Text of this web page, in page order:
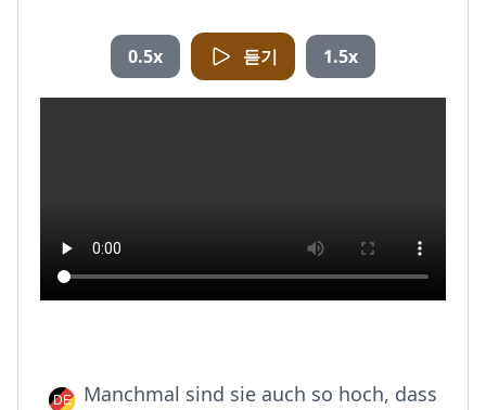
0.5x 듣기 1.5x
Manchmal sind sie auch so hoch, dass